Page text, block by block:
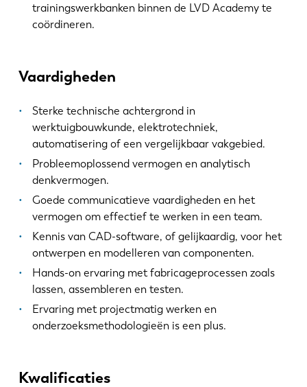
trainingswerkbanken binnen de LVD Academy te
coördineren.
Vaardigheden
Sterke technische achtergrond in
werktuigbouwkunde, elektrotechniek,
automatisering of een vergelijkbaar vakgebied.
Probleemoplossend vermogen en analytisch
denkvermogen.
Goede communicatieve vaardigheden en het
vermogen om effectief te werken in een team.
Kennis van CAD-software, of gelijkaardig, voor het
ontwerpen en modelleren van componenten.
Hands-on ervaring met fabricageprocessen zoals
lassen, assembleren en testen.
Ervaring met projectmatig werken en
onderzoeksmethodologieën is een plus.
Kwalificaties